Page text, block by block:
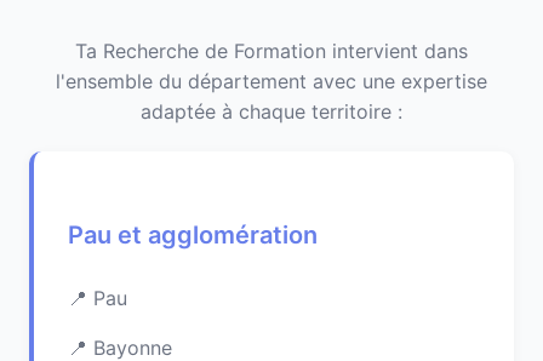
Ta Recherche de Formation intervient dans
l'ensemble du département avec une expertise
adaptée à chaque territoire :
Pau et agglomération
Pau
Bayonne